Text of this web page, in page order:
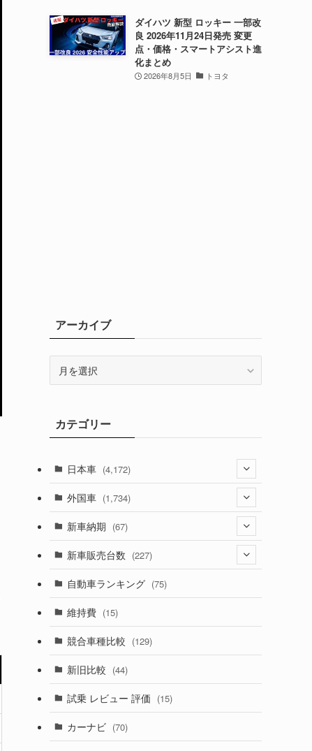
ダイハツ 新型 ロッキー 一部改
良 2026年11月24日発売 変更
点・価格・スマートアシスト進
化まとめ
2026年8月5日 トヨタ
アーカイブ
ブカテゴリー
日本車 (4,172)
(1,321)
(329)
(525)
(357)
(328)
(194)
(230)
(253)
外国車 (1,734)
(188)
(242)
(85)
(84)
(14)
(222)
(50)
(58)
新車納期 (67)
(28)
(8)
(3)
(3)
(5)
(1)
新車販売台数 (227)
(21)
(5)
(7)
(5)
自動車ランキング (75)
維持費 (15)
競合車種比較 (129)
新旧比較 (44)
試乗 レビュー 評価 (15)
カーナビ (70)